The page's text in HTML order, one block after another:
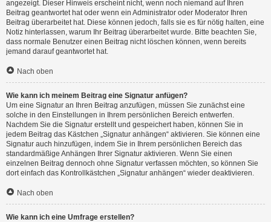
angezeigt. Dieser Hinweis erscheint nicht, wenn noch niemand auf Ihren
Beitrag geantwortet hat oder wenn ein Administrator oder Moderator Ihren
Beitrag überarbeitet hat. Diese können jedoch, falls sie es für nötig halten, eine
Notiz hinterlassen, warum Ihr Beitrag überarbeitet wurde. Bitte beachten Sie,
dass normale Benutzer einen Beitrag nicht löschen können, wenn bereits
jemand darauf geantwortet hat.
Nach oben
Wie kann ich meinem Beitrag eine Signatur anfügen?
Um eine Signatur an Ihren Beitrag anzufügen, müssen Sie zunächst eine
solche in den Einstellungen in Ihrem persönlichen Bereich entwerfen.
Nachdem Sie die Signatur erstellt und gespeichert haben, können Sie in
jedem Beitrag das Kästchen „Signatur anhängen“ aktivieren. Sie können eine
Signatur auch hinzufügen, indem Sie in Ihrem persönlichen Bereich das
standardmäßige Anhängen Ihrer Signatur aktivieren. Wenn Sie einen
einzelnen Beitrag dennoch ohne Signatur verfassen möchten, so können Sie
dort einfach das Kontrollkästchen „Signatur anhängen“ wieder deaktivieren.
Nach oben
Wie kann ich eine Umfrage erstellen?